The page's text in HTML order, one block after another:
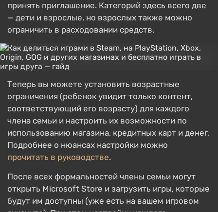
принять приглашение. Категорий здесь всего две
— дети и взрослые, но взрослых также можно
ограничить в расходовании средств.
Теперь вы можете установить возрастные
ограничения (ребенок увидит только контент,
соответствующий его возрасту) для каждого
члена семьи и настроить их возможности по
использованию магазина, кредитных карт и денег.
Подробнее о нюансах настройки можно
прочитать в руководстве.
После всех формальностей члены семьи могут
открыть Microsoft Store и загрузить игры, которые
будут им доступны (уже есть на вашем игровом